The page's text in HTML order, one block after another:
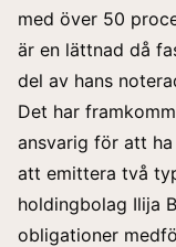
med över 50
är en lättnad då
del av hans
Det har
ansvarig för att
att emittera två
holdingbolag Ilija
obligationer